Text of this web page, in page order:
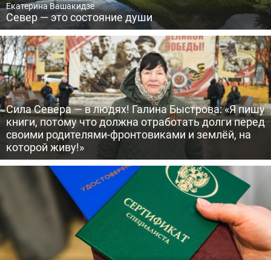
Екатерина Вашакидзе
Север — это состояние души
Сила Севера — в людях! Галина Быстрова: «Я пишу
книги, потому что должна отработать долги перед
своими родителями-фронтовиками и землёй, на
которой живу!»